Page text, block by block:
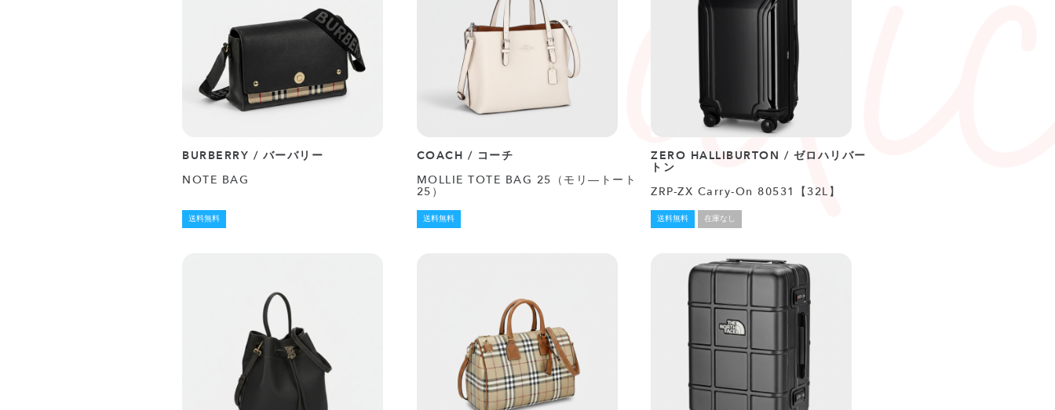
BURBERRY / バーバリー
NOTE BAG
送料無料
COACH / コーチ
MOLLIE TOTE BAG 25（モリ―トート
25）
送料無料
ZERO HALLIBURTON / ゼロハリバー
トン
ZRP-ZX Carry-On 80531【32L】
送料無料 在庫なし